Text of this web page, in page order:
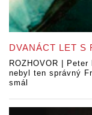
DVANÁCT LET S
ROZHOVOR |
nebyl ten správný
smál